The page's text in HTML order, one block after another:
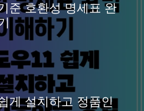
준 호환성 명세표 완
게 설치하고 정품인